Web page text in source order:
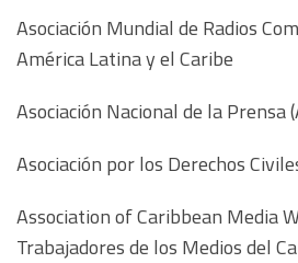
Asociación Mundial de Radios
América Latina y el Caribe
Asociación Nacional de la Prensa
Asociación por los Derechos
Association of Caribbean Media
Trabajadores de los Medios del